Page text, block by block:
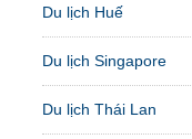
Du lịch Huế
Du lịch Singapore
Du lịch Thái Lan